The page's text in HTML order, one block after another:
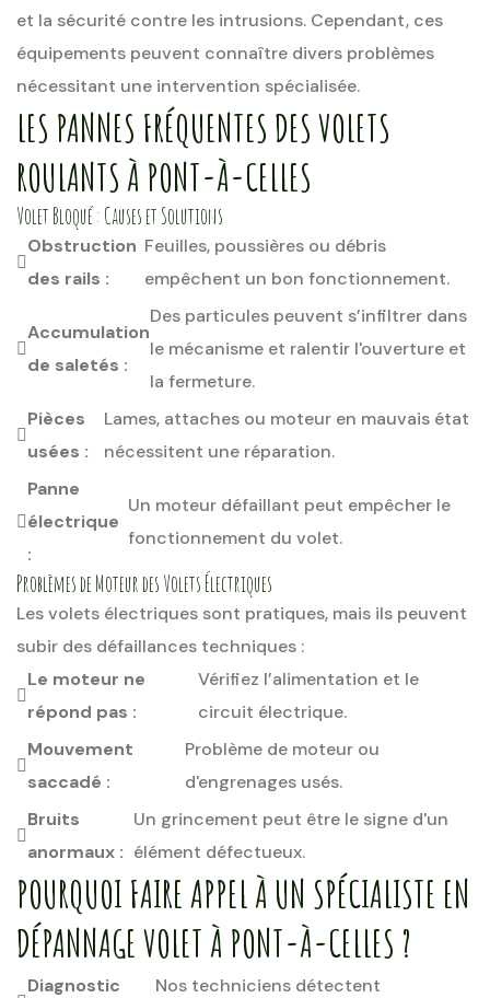
et la sécurité contre les intrusions. Cependant, ces
équipements peuvent connaître divers problèmes
nécessitant une intervention spécialisée.
LES PANNES FRÉQUENTES DES VOLETS
ROULANTS À PONT-À-CELLES
Volet Bloqué : Causes et Solutions
Obstruction
des rails :
Feuilles, poussières ou débris
empêchent un bon fonctionnement.
Accumulation
de saletés :
Des particules peuvent s’infiltrer dans
le mécanisme et ralentir l'ouverture et
la fermeture.
Pièces
usées :
Lames, attaches ou moteur en mauvais état
nécessitent une réparation.
Panne
électrique
:
Un moteur défaillant peut empêcher le
fonctionnement du volet.
Problèmes de Moteur des Volets Électriques
Les volets électriques sont pratiques, mais ils peuvent
subir des défaillances techniques :
Le moteur ne
répond pas :
Vérifiez l’alimentation et le
circuit électrique.
Mouvement
saccadé :
Problème de moteur ou
d'engrenages usés.
Bruits
anormaux :
Un grincement peut être le signe d'un
élément défectueux.
POURQUOI FAIRE APPEL À UN SPÉCIALISTE EN
DÉPANNAGE VOLET À PONT-À-CELLES ?
Diagnostic
Nos techniciens détectent